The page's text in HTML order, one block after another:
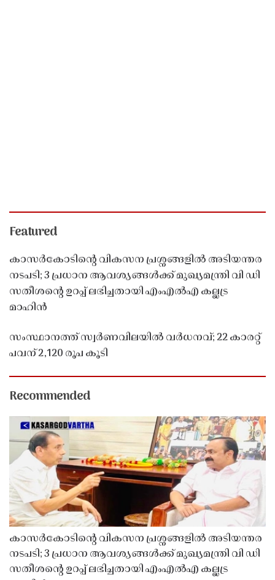
Featured
കാസർകോടിൻ്റെ വികസന പ്രശ്നങ്ങളിൽ അടിയന്തര
നടപടി; 3 പ്രധാന ആവശ്യങ്ങൾക്ക് മുഖ്യമന്ത്രി വി ഡി
സതീശൻ്റെ ഉറപ്പ് ലഭിച്ചതായി എംഎൽഎ കല്ലട്ര
മാഹിൻ
സംസ്ഥാനത്ത് സ്വർണവിലയിൽ വർധനവ്; 22 കാരറ്റ്
പവന് 2,120 രൂപ കൂടി
Recommended
കാസർകോടിൻ്റെ വികസന പ്രശ്നങ്ങളിൽ അടിയന്തര
നടപടി; 3 പ്രധാന ആവശ്യങ്ങൾക്ക് മുഖ്യമന്ത്രി വി ഡി
സതീശൻ്റെ ഉറപ്പ് ലഭിച്ചതായി എംഎൽഎ കല്ലട്ര